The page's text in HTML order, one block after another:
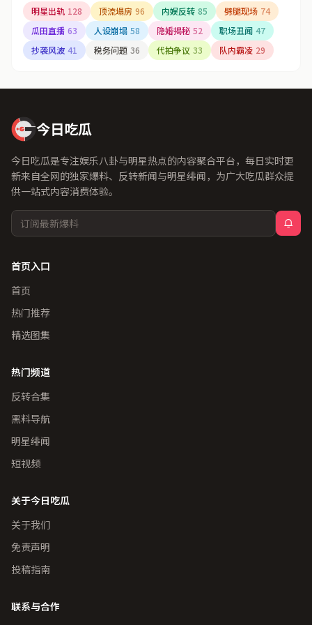
明星出轨 128 顶流塌房 96 内娱反转 85 劈腿现场 74
瓜田直播 63 人设崩塌 58 隐婚揭秘 52 职场丑闻 47
抄袭风波 41 税务问题 36 代拍争议 33 队内霸凌 29
今日吃瓜
今日吃瓜是专注娱乐八卦与明星热点的内容聚合平台，每日实时更
新来自全网的独家爆料、反转新闻与明星绯闻，为广大吃瓜群众提
供一站式内容消费体验。
首页入口
首页
热门推荐
精选图集
热门频道
反转合集
黑料导航
明星绯闻
短视频
关于今日吃瓜
关于我们
免责声明
投稿指南
联系与合作